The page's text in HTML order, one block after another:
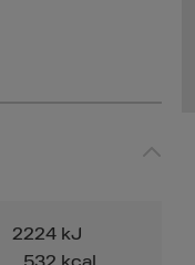
2224 kJ